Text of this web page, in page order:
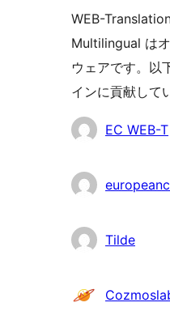
WEB-
Multilingual は
ウェアです。以
インに貢献して
貢
者
EC WEB-T
Tilde